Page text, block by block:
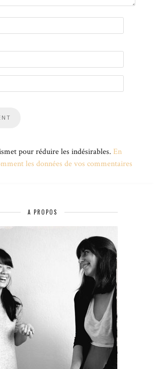
pour réduire les indésirables. En
les données de vos commentaires
A PROPOS